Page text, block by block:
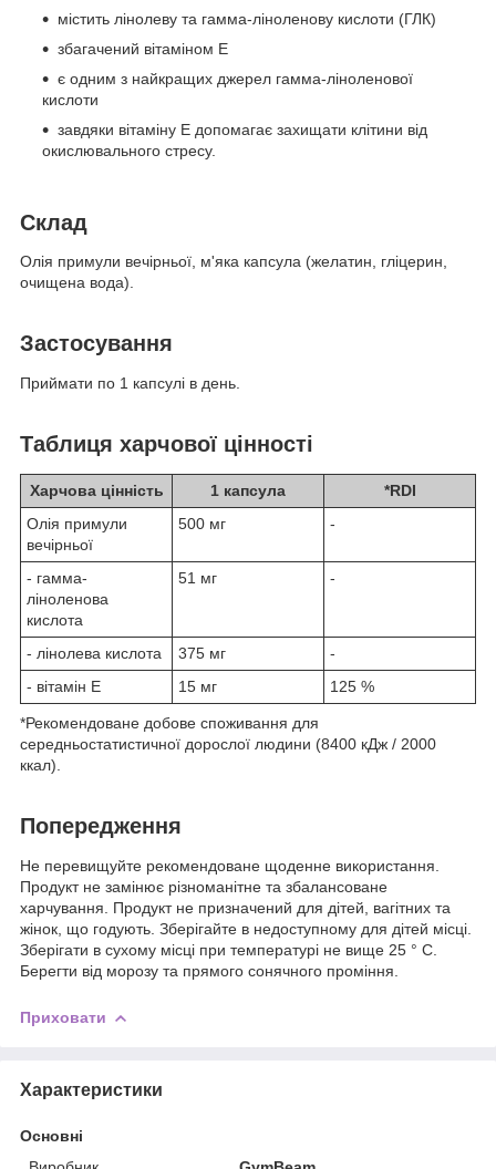
містить лінолеву та гамма-ліноленову кислоти (ГЛК)
збагачений вітаміном Е
є одним з найкращих джерел гамма-ліноленової
кислоти
завдяки вітаміну Е допомагає захищати клітини від
окислювального стресу.
Склад
Олія примули вечірньої, м'яка капсула (желатин, гліцерин,
очищена вода).
Застосування
Приймати по 1 капсулі в день.
Таблиця харчової цінності
Харчова цінність 1 капсула
*RDI
Олія примули
вечірньої
500 мг -
- гамма-
ліноленова
кислота
51 мг -
- лінолева кислота 375 мг
-
- вітамін E
15 мг 125 %
*Рекомендоване добове споживання для
середньостатистичної дорослої людини (8400 кДж / 2000
ккал).
Попередження
Не перевищуйте рекомендоване щоденне використання.
Продукт не замінює різноманітне та збалансоване
харчування. Продукт не призначений для дітей, вагітних та
жінок, що годують. Зберігайте в недоступному для дітей місці.
Зберігати в сухому місці при температурі не вище 25 ° С.
Берегти від морозу та прямого сонячного проміння.
Приховати
Характеристики
Основні